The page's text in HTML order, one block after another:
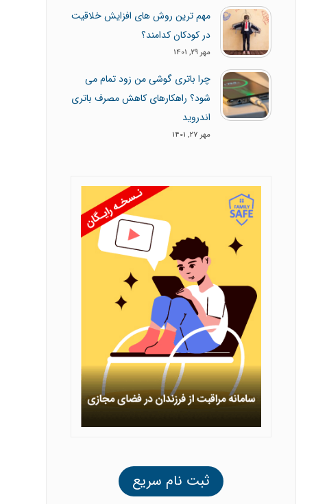
مهم ترین روش های افزایش خلاقیت
در کودکان کدامند؟
مهر 29, 1401
چرا باتری گوشی من زود تمام می
شود؟ راهکارهای کاهش مصرف باتری
اندروید
مهر 27, 1401
ثبت نام سریع